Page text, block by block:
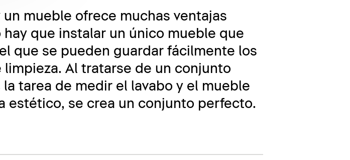
mueble ofrece muchas ventajas
que instalar un único mueble que
que se pueden guardar fácilmente los
Al tratarse de un conjunto
tarea de medir el lavabo y el mueble
estético, se crea un conjunto perfecto.